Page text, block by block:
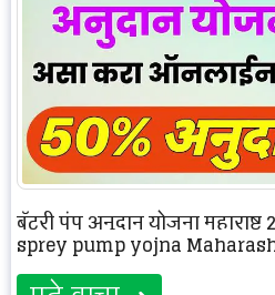
बॅटरी पंप अनुदान योजना
sprey pump yojna